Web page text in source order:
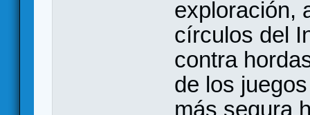
exploración,
círculos del
contra
de los
más segura